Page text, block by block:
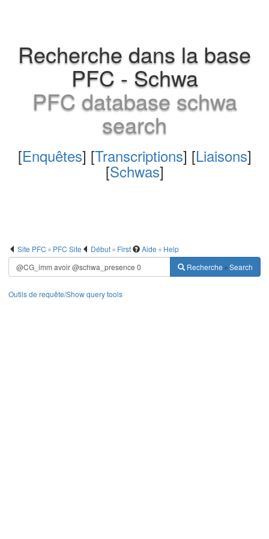
Recherche dans la base
PFC - Schwa
PFC database schwa
search
[Enquêtes] [Transcriptions] [Liaisons]
[Schwas]
Site PFC PFC Site Début First Aide Help
Recherche Search
Outils de requête/Show query tools